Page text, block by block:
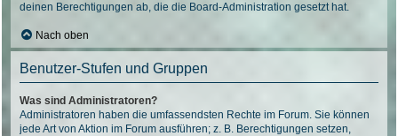
deinen Berechtigungen ab, die die Board-Administration gesetzt hat.
Nach oben
Benutzer-Stufen und Gruppen
Was sind Administratoren?
Administratoren haben die umfassendsten Rechte im Forum. Sie können
jede Art von Aktion im Forum ausführen; z. B. Berechtigungen setzen,